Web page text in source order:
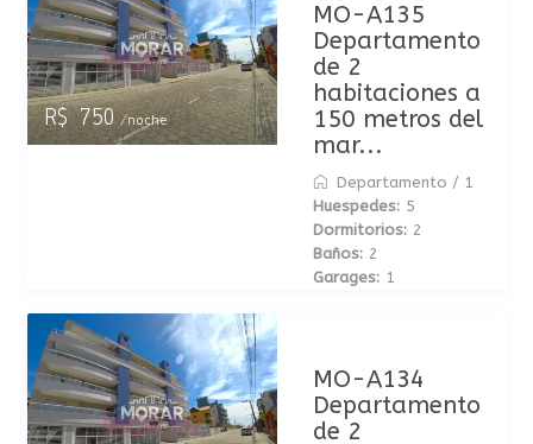
R$ 750/noche
MO-A135
Departamento
de 2
habitaciones a
150 metros del
mar...
Departamento / 1
Huespedes: 5
Dormitorios: 2
Baños: 2
Garages: 1
MO-A134
Departamento
de 2